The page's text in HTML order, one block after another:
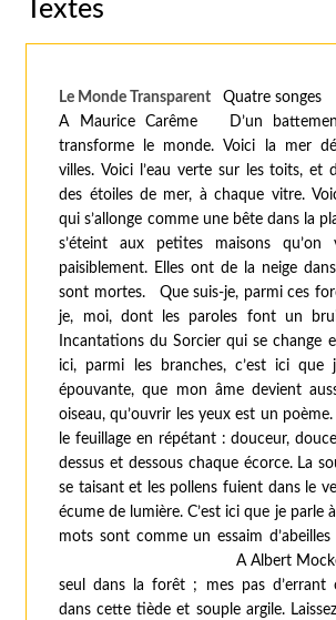
Textes
Le Monde Transparent
Quatre songes
A Maurice Carême D’un
transforme le monde. Voici la mer
villes. Voici l’eau verte sur les toits, et
des étoiles de mer, à chaque vitre.
qui s’allonge comme une bête dans la
s’éteint aux petites maisons qu’on
paisiblement. Elles ont de la neige
sont mortes. Que suis-je, parmi ces
je, moi, dont les paroles font un
Incantations du Sorcier qui se change
ici, parmi les branches, c’est ici que
épouvante, que mon âme devient
oiseau, qu’ouvrir les yeux est un
le feuillage en répétant : douceur,
dessus et dessous chaque écorce. La
se taisant et les pollens fuient dans le
écume de lumière. C’est ici que je parle
mots sont comme un essaim
A Albert Mockel
seul dans la forêt ; mes pas d’errant
dans cette tiède et souple argile.